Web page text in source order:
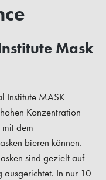
Mask
Institute MASK
Konzentration
dem
bieren können.
sind gezielt auf
In nur 10